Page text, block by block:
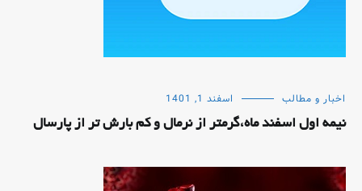
اخبار و مطالب اسفند 1, 1401
نیمه اول اسفند ماه،گرمتر از نرمال و کم بارش تر از پارسال